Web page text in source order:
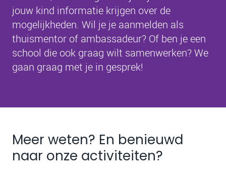
jouw kind informatie krijgen over de
mogelijkheden. Wil je je aanmelden als
thuismentor of ambassadeur? Of ben je een
school die ook graag wilt samenwerken? We
gaan graag met je in gesprek!
Meer weten? En benieuwd
naar onze activiteiten?